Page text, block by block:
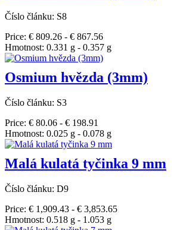
Číslo článku: S8
Price: € 809.26 - € 867.56
Hmotnost: 0.331 g - 0.357 g
Osmium hvězda (3mm)
Číslo článku: S3
Price: € 80.06 - € 198.91
Hmotnost: 0.025 g - 0.078 g
Malá kulatá tyčinka 9 mm
Číslo článku: D9
Price: € 1,909.43 - € 3,853.65
Hmotnost: 0.518 g - 1.053 g